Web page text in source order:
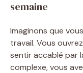
semaine
Imaginons que
travail. Vous
sentir accablé par
complexe, vous